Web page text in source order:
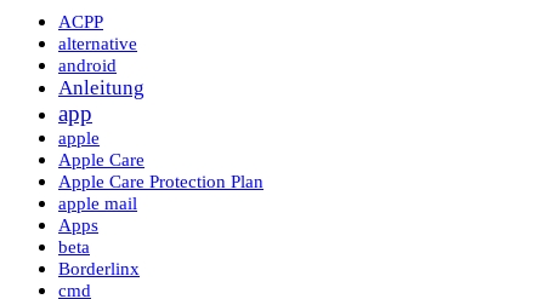
ACPP
alternative
android
Anleitung
app
apple
Apple Care
Apple Care Protection Plan
apple mail
Apps
beta
Borderlinx
cmd